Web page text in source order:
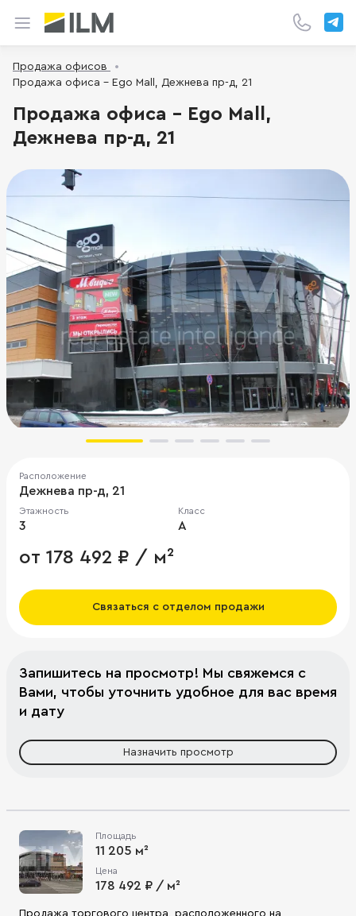
Продажа офисов
Продажа офиса - Ego Mall, Дежнева пр-д, 21
Продажа офиса - Ego Mall,
Дежнева пр-д, 21
Расположение
Дежнева пр-д, 21
Этажность
3
Класс
A
от 178 492 ₽ / м²
Связаться с отделом продажи
Запишитесь на просмотр! Мы свяжемся с
Вами, чтобы уточнить удобное для вас время
и дату
Назначить просмотр
Площадь
11 205 м²
Цена
178 492 ₽ / м²
Продажа торгового центра, расположенного на